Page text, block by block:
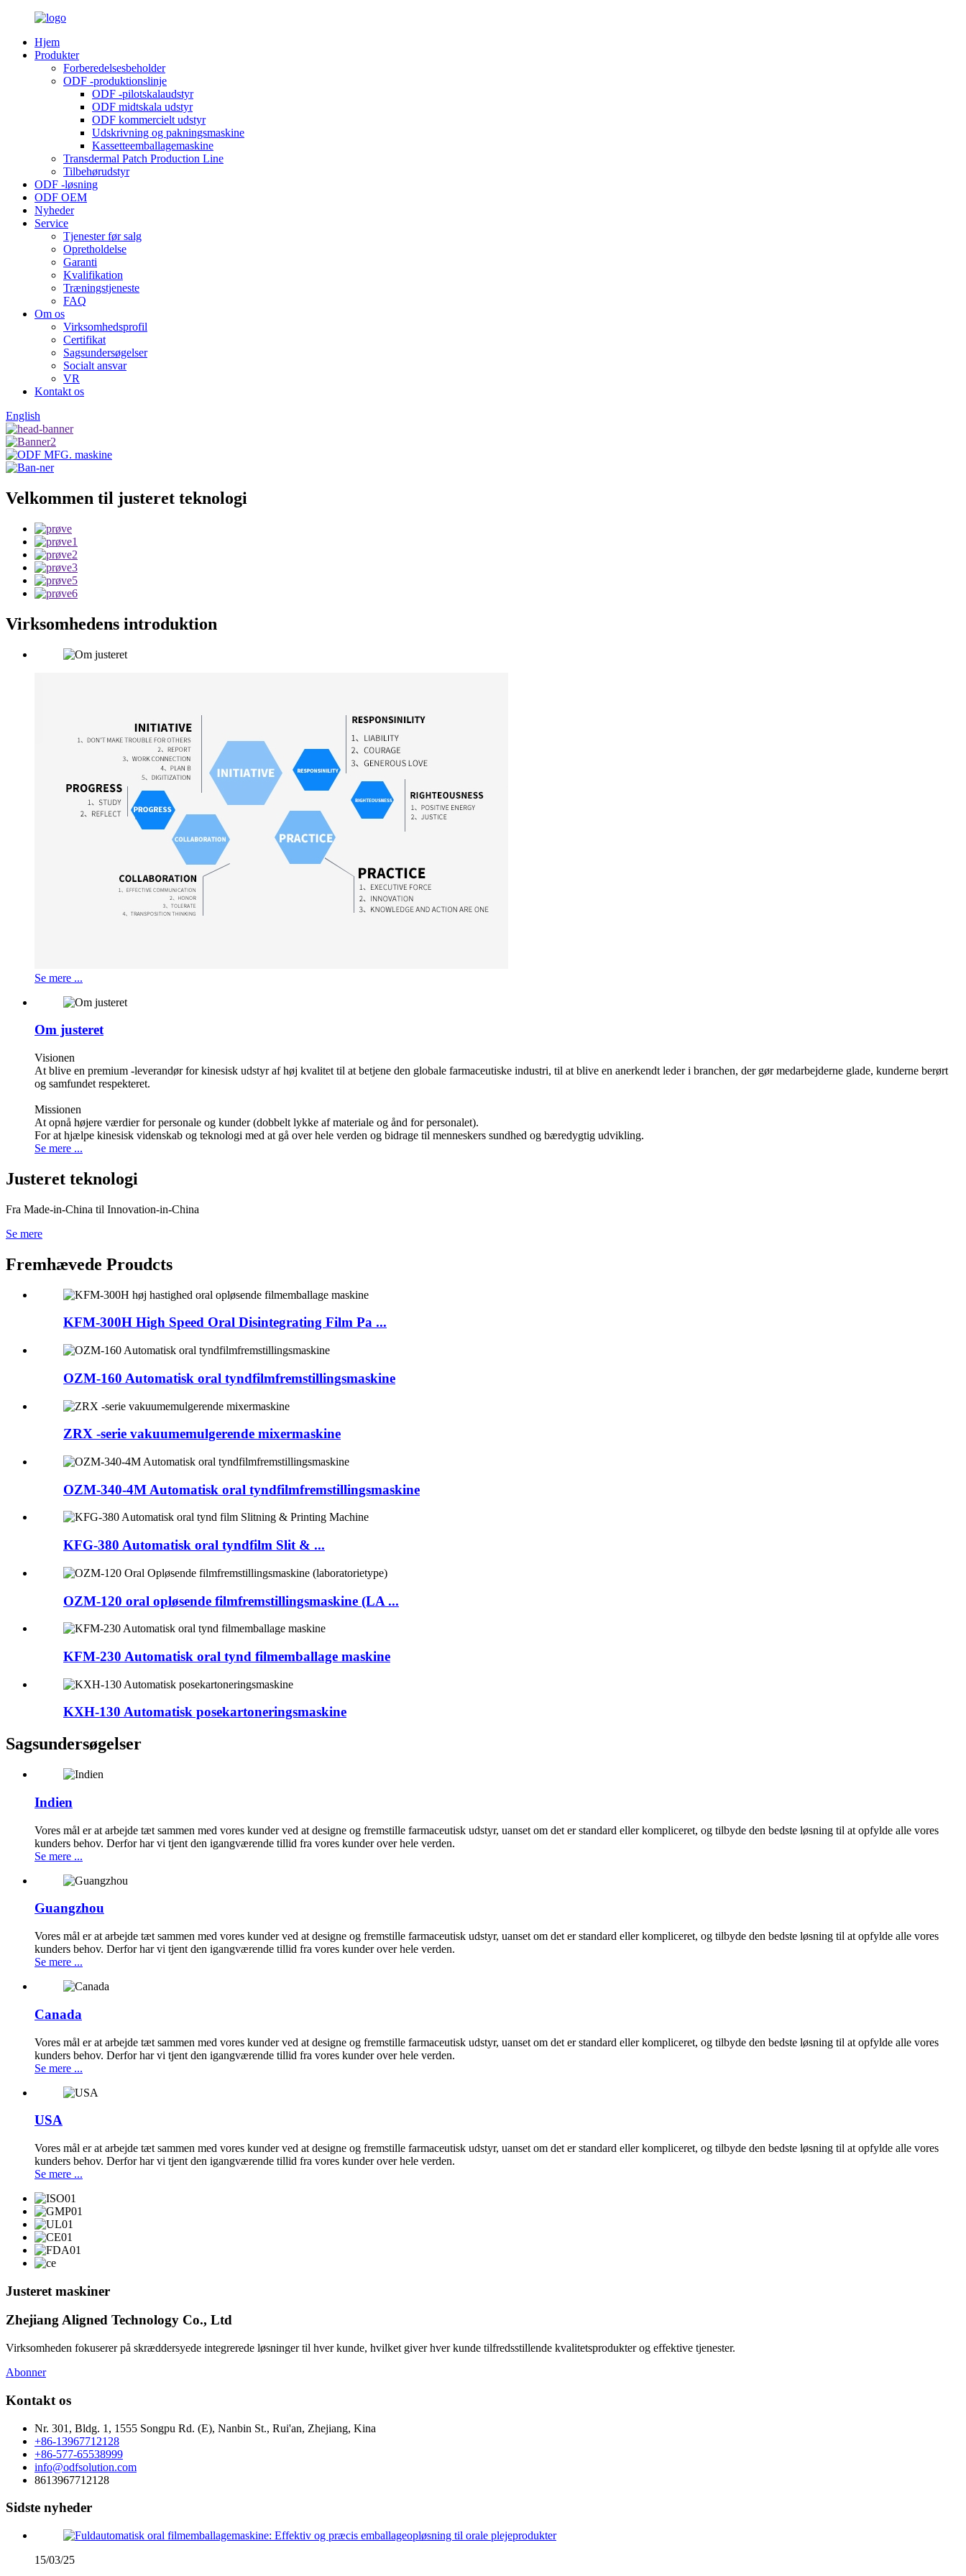
Hjem
Produkter
Forberedelsesbeholder
ODF -produktionslinje
ODF -pilotskalaudstyr
ODF midtskala udstyr
ODF kommercielt udstyr
Udskrivning og pakningsmaskine
Kassetteemballagemaskine
Transdermal Patch Production Line
Tilbehørudstyr
ODF -løsning
ODF OEM
Nyheder
Service
Tjenester før salg
Opretholdelse
Garanti
Kvalifikation
Træningstjeneste
FAQ
Om os
Virksomhedsprofil
Certifikat
Sagsundersøgelser
Socialt ansvar
VR
Kontakt os
English
Velkommen til justeret teknologi
Virksomhedens introduktion
Se mere ...
Om justeret
Visionen
At blive en premium -leverandør for kinesisk udstyr af høj kvalitet til at betjene den globale farmaceutiske industri, til at blive en anerkendt leder i branchen, der gør medarbejderne glade, kunderne berørt
og samfundet respekteret.
Missionen
At opnå højere værdier for personale og kunder (dobbelt lykke af materiale og ånd for personalet).
For at hjælpe kinesisk videnskab og teknologi med at gå over hele verden og bidrage til menneskers sundhed og bæredygtig udvikling.
Se mere ...
Justeret teknologi
Fra Made-in-China til Innovation-in-China
Se mere
Fremhævede Proudcts
KFM-300H High Speed ​​Oral Disintegrating Film Pa ...
OZM-160 Automatisk oral tyndfilmfremstillingsmaskine
ZRX -serie vakuumemulgerende mixermaskine
OZM-340-4M Automatisk oral tyndfilmfremstillingsmaskine
KFG-380 Automatisk oral tyndfilm Slit & ...
OZM-120 oral opløsende filmfremstillingsmaskine (LA ...
KFM-230 Automatisk oral tynd filmemballage maskine
KXH-130 Automatisk posekartoneringsmaskine
Sagsundersøgelser
Indien
Vores mål er at arbejde tæt sammen med vores kunder ved at designe og fremstille farmaceutisk udstyr, uanset om det er standard eller kompliceret, og tilbyde den bedste løsning til at opfylde alle vores
kunders behov. Derfor har vi tjent den igangværende tillid fra vores kunder over hele verden.
Se mere ...
Guangzhou
Vores mål er at arbejde tæt sammen med vores kunder ved at designe og fremstille farmaceutisk udstyr, uanset om det er standard eller kompliceret, og tilbyde den bedste løsning til at opfylde alle vores
kunders behov. Derfor har vi tjent den igangværende tillid fra vores kunder over hele verden.
Se mere ...
Canada
Vores mål er at arbejde tæt sammen med vores kunder ved at designe og fremstille farmaceutisk udstyr, uanset om det er standard eller kompliceret, og tilbyde den bedste løsning til at opfylde alle vores
kunders behov. Derfor har vi tjent den igangværende tillid fra vores kunder over hele verden.
Se mere ...
USA
Vores mål er at arbejde tæt sammen med vores kunder ved at designe og fremstille farmaceutisk udstyr, uanset om det er standard eller kompliceret, og tilbyde den bedste løsning til at opfylde alle vores
kunders behov. Derfor har vi tjent den igangværende tillid fra vores kunder over hele verden.
Se mere ...
Justeret maskiner
Zhejiang Aligned Technology Co., Ltd
Virksomheden fokuserer på skræddersyede integrerede løsninger til hver kunde, hvilket giver hver kunde tilfredsstillende kvalitetsprodukter og effektive tjenester.
Abonner
Kontakt os
Nr. 301, Bldg. 1, 1555 Songpu Rd. (E), Nanbin St., Rui'an, Zhejiang, Kina
+86-13967712128
+86-577-65538999
info@odfsolution.com
8613967712128
Sidste nyheder
15/03/25